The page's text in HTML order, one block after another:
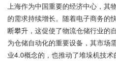
上海作为中国重要的经济中心，其
的需求持续增长。随着电子商务的
断攀升，这促使了物流仓储行业的
为仓储自动化的重要设备，其市场
业4.0概念的，也推动了堆垛机技